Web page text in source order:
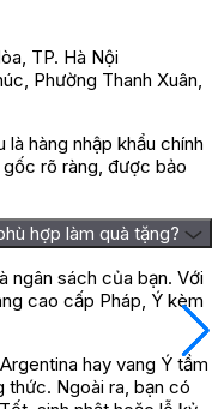
TP. Hà Nội
Phường Thanh Xuân,
hàng nhập khẩu chính
rõ ràng, được bảo
hợp làm quà tặng?
ngân sách của bạn. Với
cao cấp Pháp, Ý kèm
hay vang Ý tầm
thức. Ngoài ra, bạn có